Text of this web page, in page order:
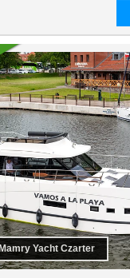
Yacht Czarter